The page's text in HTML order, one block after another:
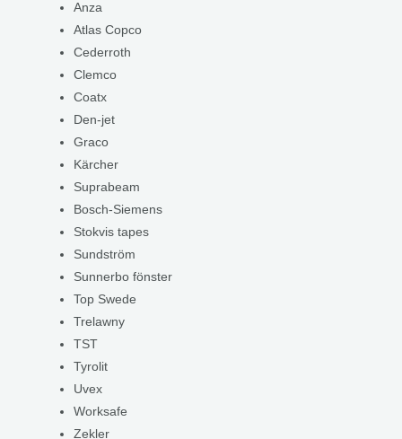
Anza
Atlas Copco
Cederroth
Clemco
Coatx
Den-jet
Graco
Kärcher
Suprabeam
Bosch-Siemens
Stokvis tapes
Sundström
Sunnerbo fönster
Top Swede
Trelawny
TST
Tyrolit
Uvex
Worksafe
Zekler